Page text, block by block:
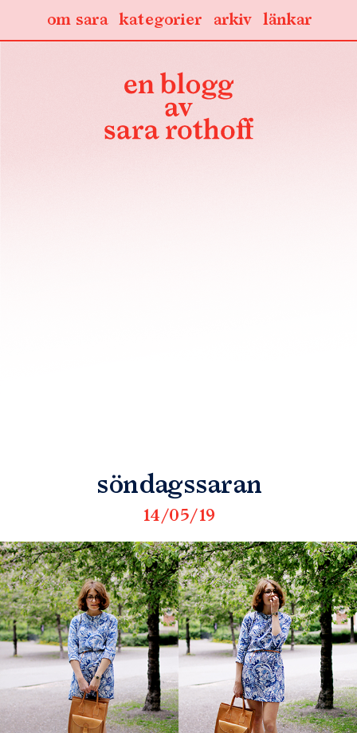
länkar
arkiv
kategorier
om sara
söndagssaran
14/05/19